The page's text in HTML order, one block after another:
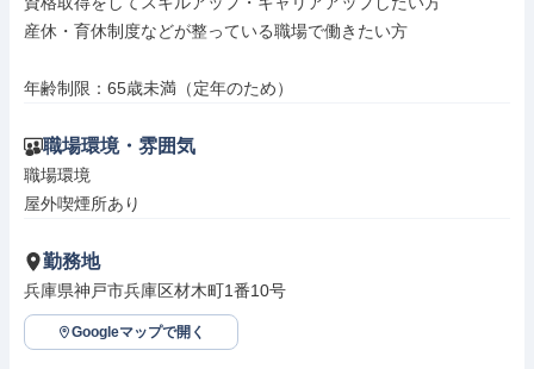
産休・育休制度などが整っている職場で働きたい方
年齢制限：65歳未満（定年のため）
職場環境・雰囲気
職場環境
屋外喫煙所あり
勤務地
兵庫県神戸市兵庫区材木町1番10号
Googleマップで開く